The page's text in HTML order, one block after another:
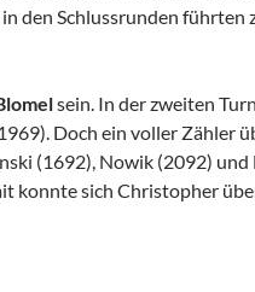
den Schlussrunden führten
sein. In der zweiten
Doch ein voller Zähler
(1692), Nowik (2092)
konnte sich Christopher